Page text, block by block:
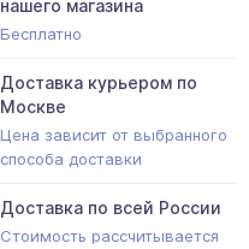
нашего магазина
Бесплатно
Доставка курьером по
Москве
Цена зависит от выбранного
способа доставки
Доставка по всей России
Стоимость рассчитывается